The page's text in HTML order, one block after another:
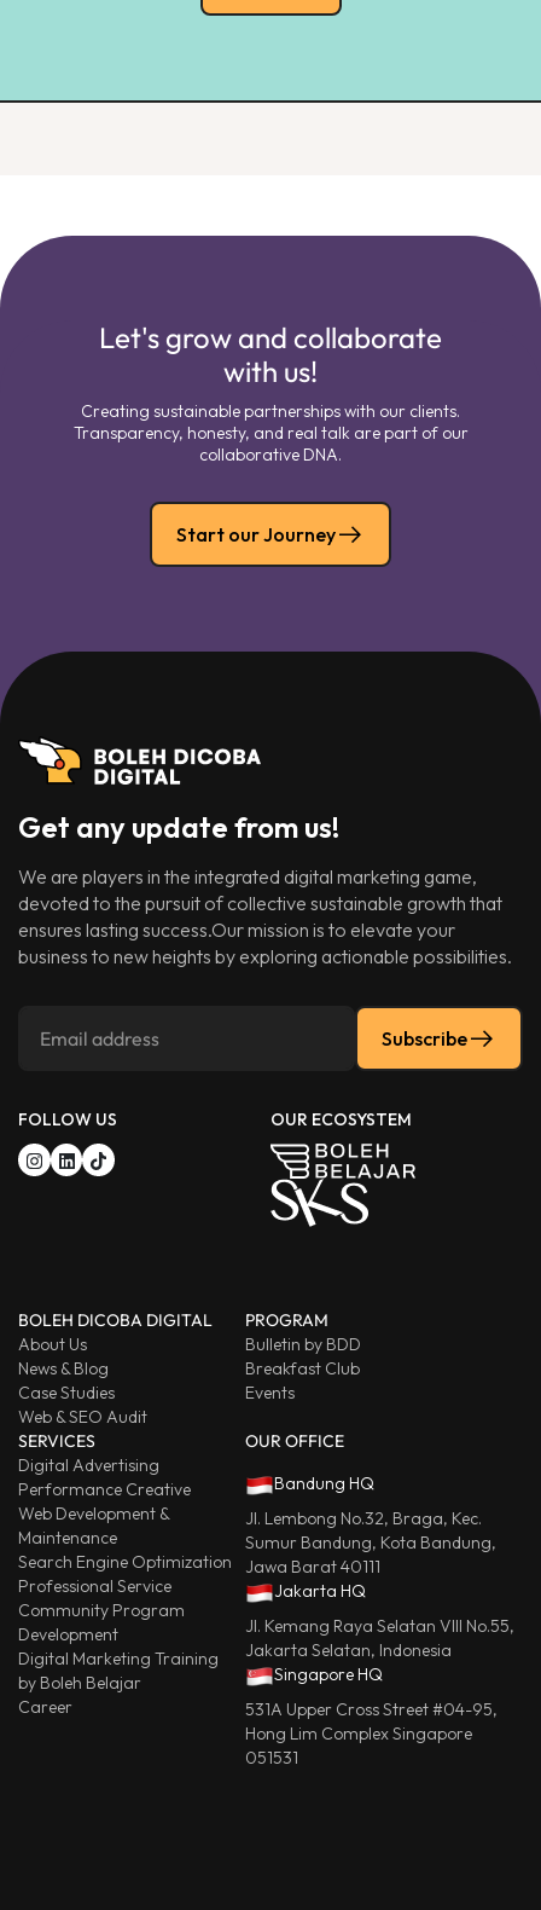
Let's grow and collaborate
with us!
Creating sustainable partnerships with our clients.
Transparency, honesty, and real talk are part of our
collaborative DNA.
Start our Journey
Get any update from us!
We are players in the integrated digital marketing game,
devoted to the pursuit of collective sustainable growth that
ensures lasting success.Our mission is to elevate your
business to new heights by exploring actionable possibilities.
Subscribe
FOLLOW US OUR ECOSYSTEM
BOLEH DICOBA DIGITAL
About Us
News & Blog
Case Studies
Web & SEO Audit
PROGRAM
Bulletin by BDD
Breakfast Club
Events
SERVICES
Digital Advertising
Performance Creative
Web Development &
Maintenance
Search Engine Optimization
Professional Service
Community Program
Development
Digital Marketing Training
by Boleh Belajar
Career
OUR OFFICE
Bandung HQ
Jl. Lembong No.32, Braga, Kec.
Sumur Bandung, Kota Bandung,
Jawa Barat 40111
Jakarta HQ
Jl. Kemang Raya Selatan VIII No.55,
Jakarta Selatan, Indonesia
Singapore HQ
531A Upper Cross Street #04-95,
Hong Lim Complex Singapore
051531